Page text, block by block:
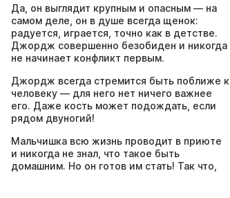
Да, он выглядит крупным и опасным — на
самом деле, он в душе всегда щенок:
радуется, играется, точно как в детстве.
Джордж совершенно безобиден и никогда
не начинает конфликт первым.
Джордж всегда стремится быть поближе к
человеку — для него нет ничего важнее
его. Даже кость может подождать, если
рядом двуногий!
Мальчишка всю жизнь проводит в приюте
и никогда не знал, что такое быть
домашним. Но он готов им стать! Так что,